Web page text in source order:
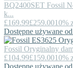
BQ2400SET Fossil
k...
£169.99£259.0010%
Dostępne używane
Fossil Oryginalny
£104.99£159.0010%
Dostępne używane